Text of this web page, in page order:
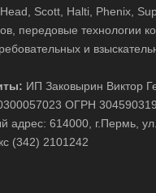
Scott, Halti, Phenix,
передовые технологии
и
ИП Заковырин Виктор
ОГРН
адрес: 614000, г.Пермь,
(342) 2101242